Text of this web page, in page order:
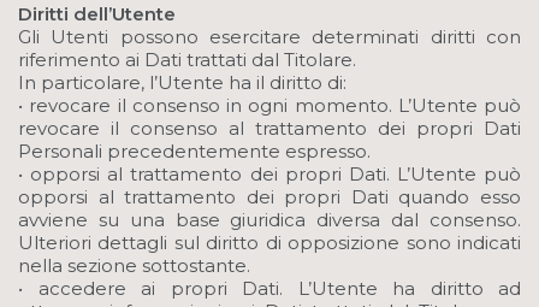
Diritti dell’Utente
Gli Utenti possono esercitare determinati diritti con
riferimento ai Dati trattati dal Titolare.
In particolare, l’Utente ha il diritto di:
• revocare il consenso in ogni momento. L’Utente può
revocare il consenso al trattamento dei propri Dati
Personali precedentemente espresso.
• opporsi al trattamento dei propri Dati. L’Utente può
opporsi al trattamento dei propri Dati quando esso
avviene su una base giuridica diversa dal consenso.
Ulteriori dettagli sul diritto di opposizione sono indicati
nella sezione sottostante.
• accedere ai propri Dati. L’Utente ha diritto ad